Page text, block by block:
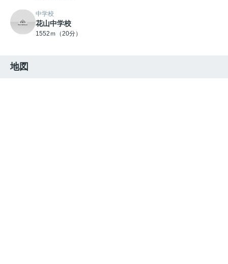
中学校
花山中学校
1552ｍ（20分）
地図